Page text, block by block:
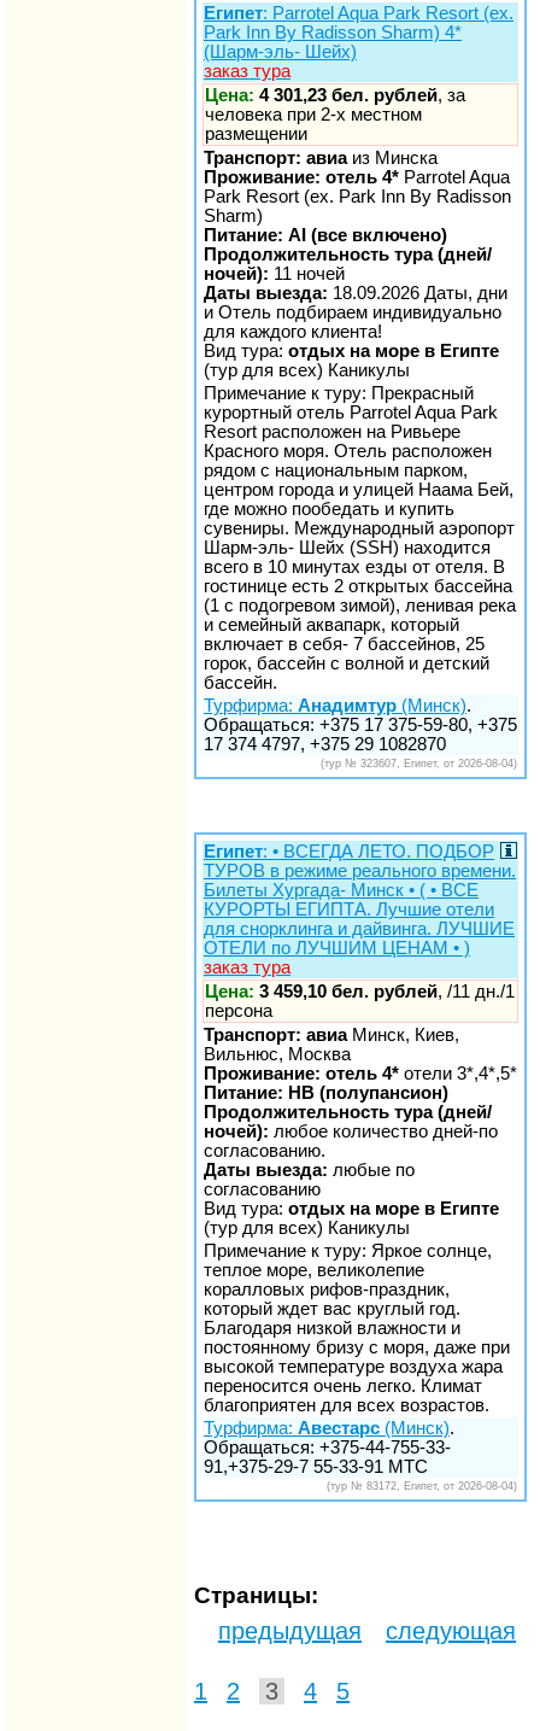
Египет: Parrotel Aqua Park Resort (ex.
Park Inn By Radisson Sharm) 4*
(Шарм-эль- Шейх)
заказ тура
Цена: 4 301,23 бел. рублей, за
человека при 2-х местном
размещении
Транспорт: авиаиз Минска
Проживание: отель 4* Parrotel Aqua
Park Resort (ex. Park Inn By Radisson
Sharm)
Питание: AI (все включено)
Продолжительность тура (дней/
ночей): 11 ночей
Даты выезда: 18.09.2026 Даты, дни
и Отель подбираем индивидуально
для каждого клиента!
Вид тура: отдых на море в Египте
(тур для всех) Каникулы
Примечание к туру: Прекрасный
курортный отель Parrotel Aqua Park
Resort расположен на Ривьере
Красного моря. Отель расположен
рядом с национальным парком,
центром города и улицей Наама Бей,
где можно пообедать и купить
сувениры. Международный аэропорт
Шарм-эль- Шейх (SSH) находится
всего в 10 минутах езды от отеля. В
гостинице есть 2 открытых бассейна
(1 с подогревом зимой), ленивая река
и семейный аквапарк, который
включает в себя- 7 бассейнов, 25
горок, бассейн с волной и детский
бассейн.
Турфирма: Анадимтур (Минск).
Обращаться: +375 17 375-59-80, +375
17 374 4797, +375 29 1082870
(тур № 323607, Египет, от 2026-08-04)
Египет: • ВСЕГДА ЛЕТО. ПОДБОР
ТУРОВ в режиме реального времени.
Билеты Хургада- Минск • ( • ВСЕ
КУРОРТЫ ЕГИПТА. Лучшие отели
для снорклинга и дайвинга. ЛУЧШИЕ
ОТЕЛИ по ЛУЧШИМ ЦЕНАМ • )
заказ тура
Цена: 3 459,10 бел. рублей, /11 дн./1
персона
Транспорт: авиаМинск, Киев,
Вильнюс, Москва
Проживание: отель 4* отели 3*,4*,5*
Питание: HB (полупансион)
Продолжительность тура (дней/
ночей): любое количество дней-по
согласованию.
Даты выезда: любые по
согласованию
Вид тура: отдых на море в Египте
(тур для всех) Каникулы
Примечание к туру: Яркое солнце,
теплое море, великолепие
коралловых рифов-праздник,
который ждет вас круглый год.
Благодаря низкой влажности и
постоянному бризу с моря, даже при
высокой температуре воздуха жара
переносится очень легко. Климат
благоприятен для всех возрастов.
Турфирма: Авестарс (Минск).
Обращаться: +375-44-755-33-
91,+375-29-7 55-33-91 МТС
(тур № 83172, Египет, от 2026-08-04)
Страницы:
предыдущая следующая
1 2 3 4 5